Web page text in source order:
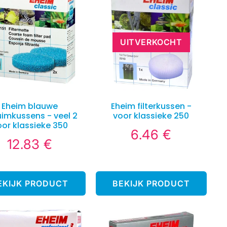
Eheim blauwe
- veel 2
klassieke 350
Normale
12.83 €
PRODUCT
UITVERKOCHT
Eheim filterkussen -
voor klassieke 250
Normale
6.46 €
BEKIJK PRODUCT